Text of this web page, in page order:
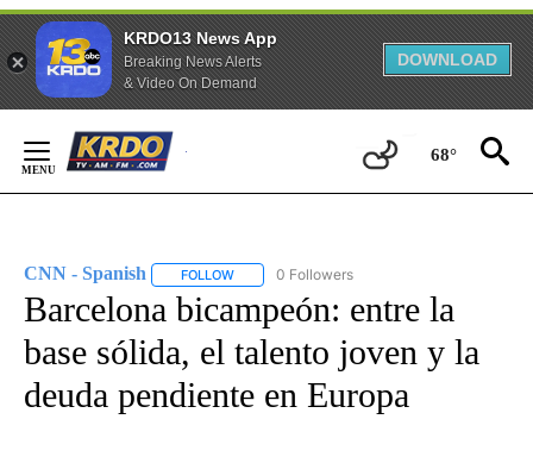
KRDO13 News App
Breaking News Alerts
& Video On Demand
DOWNLOAD
Content
68°
CNN - Spanish FOLLOW FOLLOW "CNN - SPANISH" TO RECEIVE
0 Followers
Barcelona bicampeón: entre la
base sólida, el talento joven y la
deuda pendiente en Europa